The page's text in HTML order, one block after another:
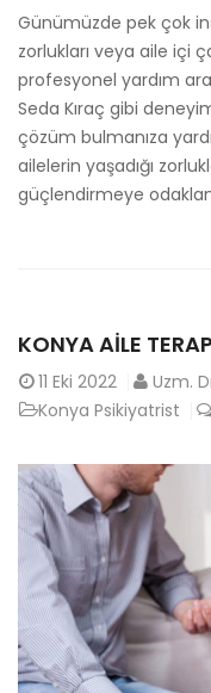
Günümüzde pek çok
zorlukları veya aile içi
profesyonel yardım
Seda Kıraç gibi
çözüm bulmanıza
ailelerin yaşadığı
güçlendirmeye
KONYA AILE
11 Eki 2022
Uzm.
Konya Psikiyatrist